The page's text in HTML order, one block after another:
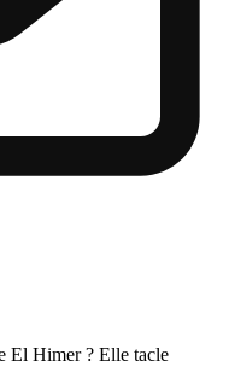
El Himer ? Elle tacle